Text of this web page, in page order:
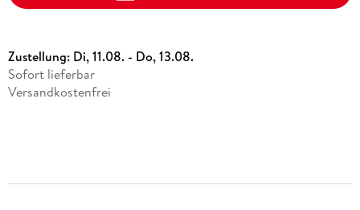
Zustellung: Di, 11.08. - Do, 13.08.
Sofort lieferbar
Versandkostenfrei